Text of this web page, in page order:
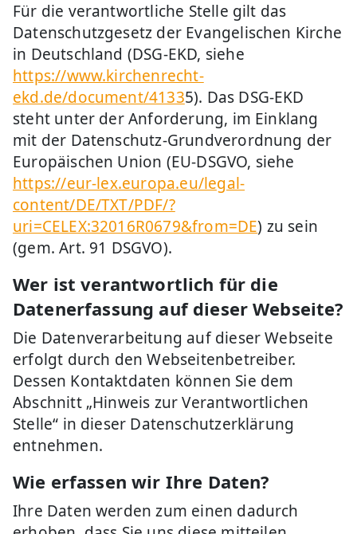
Für die verantwortliche Stelle gilt das
Datenschutzgesetz der Evangelischen Kirche
in Deutschland (DSG-EKD, siehe
https://www.kirchenrecht-
ekd.de/document/41335). Das DSG-EKD
steht unter der Anforderung, im Einklang
mit der Datenschutz-Grundverordnung der
Europäischen Union (EU-DSGVO, siehe
https://eur-lex.europa.eu/legal-
content/DE/TXT/PDF/?
uri=CELEX:32016R0679&from=DE) zu sein
(gem. Art. 91 DSGVO).
Wer ist verantwortlich für die
Datenerfassung auf dieser Webseite?
Die Datenverarbeitung auf dieser Webseite
erfolgt durch den Webseitenbetreiber.
Dessen Kontaktdaten können Sie dem
Abschnitt „Hinweis zur Verantwortlichen
Stelle“ in dieser Datenschutzerklärung
entnehmen.
Wie erfassen wir Ihre Daten?
Ihre Daten werden zum einen dadurch